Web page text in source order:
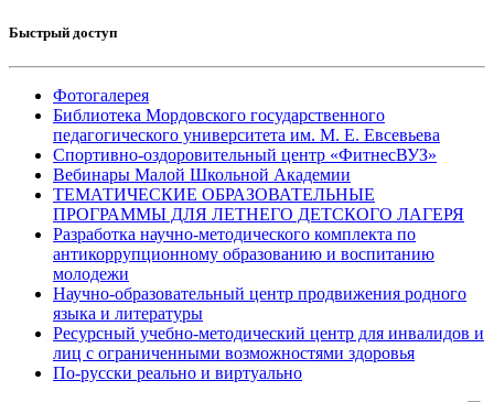
Быстрый доступ
Фотогалерея
Библиотека Мордовского государственного
педагогического университета им. М. Е. Евсевьева
Спортивно-оздоровительный центр «ФитнесВУЗ»
Вебинары Малой Школьной Академии
ТЕМАТИЧЕСКИЕ ОБРАЗОВАТЕЛЬНЫЕ
ПРОГРАММЫ ДЛЯ ЛЕТНЕГО ДЕТСКОГО ЛАГЕРЯ
Разработка научно-методического комплекта по
антикоррупционному образованию и воспитанию
молодежи
Научно-образовательный центр продвижения родного
языка и литературы
Ресурсный учебно-методический центр для инвалидов и
лиц с ограниченными возможностями здоровья
По-русски реально и виртуально